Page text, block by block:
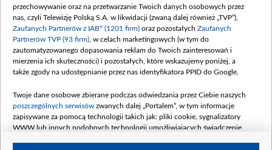
przechowywanie oraz na przetwarzanie Twoich danych osobowych przez
nas, czyli Telewizję Polską S.A. w likwidacji (zwaną dalej również „TVP”),
Zaufanych Partnerów z IAB* (1201 firm) oraz pozostałych Zaufanych
Partnerów TVP (93 firm) , w celach marketingowych (w tym do
zautomatyzowanego dopasowania reklam do Twoich zainteresowań i
mierzenia ich skuteczności) i pozostałych, które wskazujemy poniżej, a
także zgody na udostępnianie przez nas identyfikatora PPID do Google.
Twoje dane osobowe zbierane podczas odwiedzania przez Ciebie naszych
poszczególnych serwisów zwanych dalej „Portalem”, w tym informacje
zapisywane za pomocą technologii takich jak: pliki cookie, sygnalizatory
WWW lub innych podobnych technologii umożliwiających świadczenie